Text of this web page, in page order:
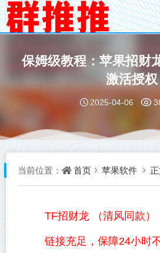
保姆级教程：苹果招财
激活授权​
2025-04-06
当前位置： 首页 苹果软件
TF招财龙 （清风同款）
链接充足，保障24小时不